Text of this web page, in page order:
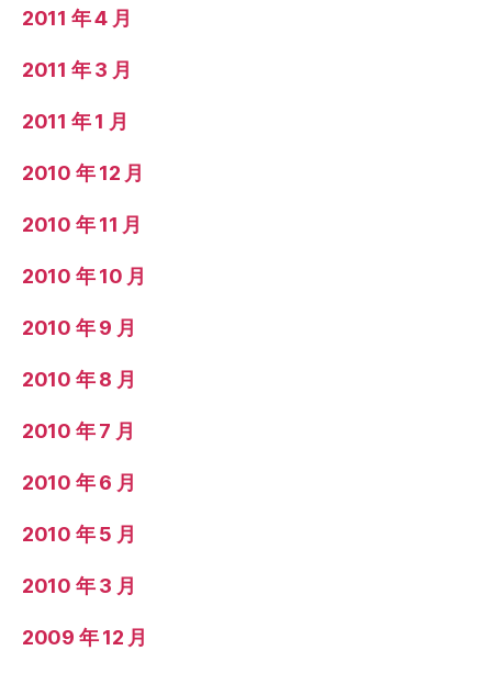
2011 年 4 月
2011 年 3 月
2011 年 1 月
2010 年 12 月
2010 年 11 月
2010 年 10 月
2010 年 9 月
2010 年 8 月
2010 年 7 月
2010 年 6 月
2010 年 5 月
2010 年 3 月
2009 年 12 月